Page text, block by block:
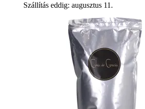
Szállítás eddig: augusztus 11.